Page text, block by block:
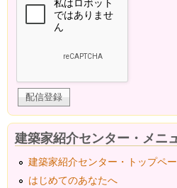
建築家紹介センター・メニ
建築家紹介センター・トップペ
はじめてのあなたへ